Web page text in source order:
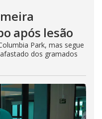
após lesão
Park, mas segue
dos gramados